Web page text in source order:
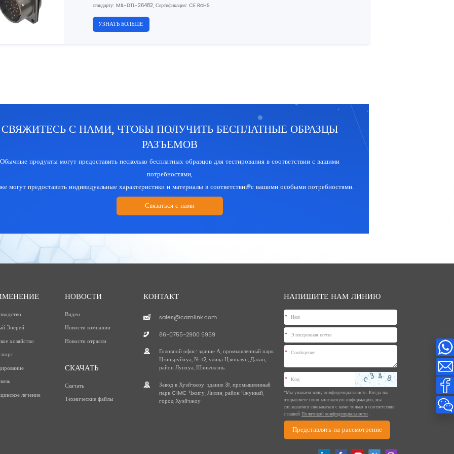
стандарту: MIL-DTL-26482, Сертификация: CE RoHS
УЗНАТЬ БОЛЬШЕ
СВЯЖИТЕСЬ С НАМИ, ЧТОБЫ ПОЛУЧИТЬ БЕСПЛАТНЫЕ ОБРАЗЦЫ
РАЗЪЕМОВ
Обычные продукты могут предоставить несколько бесплатных образцов для тестирования в соответствии с вашими
потребностями,
могут предоставить индивидуальные характеристики и материалы в соответствии с вашими особыми потребностями.
Связаться с нами
Энерей
хозяйство
лечение
НОВОСТИ
Видео
Новости компании
Новости отрасли
СКАЧАТЬ
Скачать
Технические файлы
КОНТАКТ
sales@caznlink.com
86-0755-2900 5959
Головной офис: здание А, промышленный парк
Цзиньруйхуа, № 12, улица Цзиньлун, Далан,
район Лунхуа, Шэньчжэнь.
Завод в Хуэйчжоу: здание 31, промышленный
парк CIMC Чжигу, Лилин, район Чжункай,
город Хуэйчжоу
НАПИШИТЕ НАМ ЛИНИЮ
*
*
*
*
*Мы уважаем вашу конфиденциальность. Когда вы
отправляете свою контактную информацию, мы
соглашаемся связываться с вами только в соответствии
с нашей Политикой конфиденциальности .
Представлять на рассмотрение